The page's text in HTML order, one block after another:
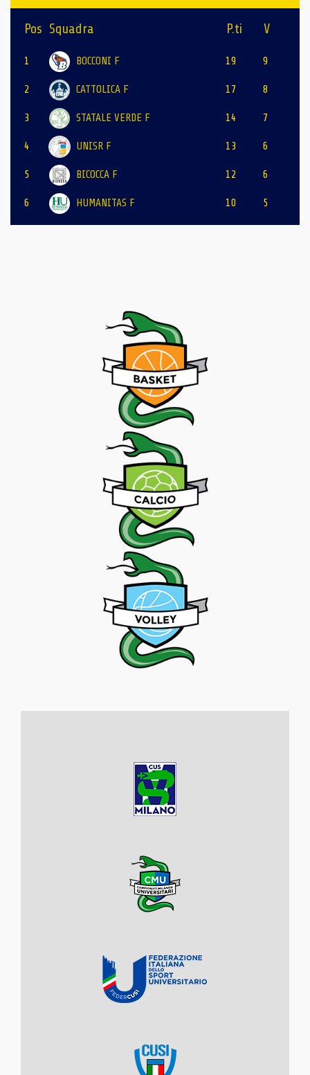
Pos Squadra P.ti V
1 BOCCONI F 19 9
2 CATTOLICA F 17 8
3 STATALE VERDE F 14 7
4 UNISR F 13 6
5 BICOCCA F 12 6
6 HUMANITAS F 10 5